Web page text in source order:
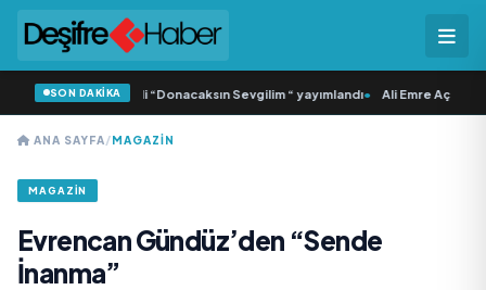
SON DAKİKA
‘dan İkinci Tekli “Donacaksın Sevgilim “ yayımlandı• Ali Emre Açıkgöz
ANA SAYFA/MAGAZIN
MAGAZIN
Evrencan Gündüz’den “Sende
İnanma”